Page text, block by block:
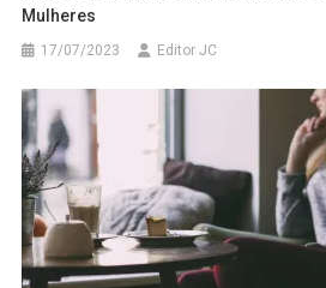
Mulheres
17/07/2023 Editor JC